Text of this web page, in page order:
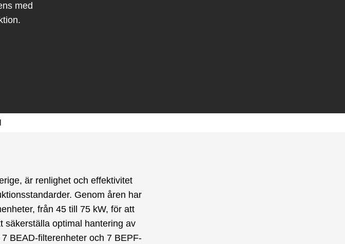
med
är renlighet och effektivitet
Genom åren har
från 45 till 75 kW, för att
säkerställa optimal hantering av
BEAD-filterenheter och 7 BEPF-